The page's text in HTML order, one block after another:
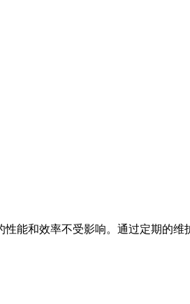
能和效率不受影响。通过定期的维